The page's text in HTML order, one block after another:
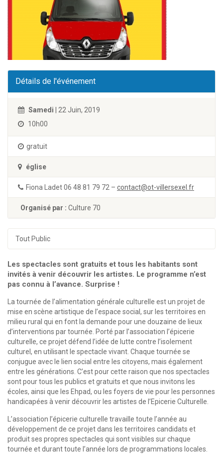
Détails de l'événement
Samedi | 22 Juin, 2019
10h00
gratuit
église
Fiona Ladet 06 48 81 79 72 – contact@ot-villersexel.fr
Organisé par : Culture 70
Tout Public
Les spectacles sont gratuits et tous les habitants sont
invités à venir découvrir les artistes. Le programme n’est
pas connu à l’avance. Surprise !
La tournée de l’alimentation générale culturelle est un projet de
mise en scène artistique de l’espace social, sur les territoires en
milieu rural qui en font la demande pour une douzaine de lieux
d’interventions par tournée. Porté par l’association l’épicerie
culturelle, ce projet défend l’idée de lutte contre l’isolement
culturel, en utilisant le spectacle vivant. Chaque tournée se
conjugue avec le lien social entre les citoyens, mais également
entre les générations. C’est pour cette raison que nos spectacles
sont pour tous les publics et gratuits et que nous invitons les
écoles, ainsi que les Ehpad, ou les foyers de vie pour les personnes
handicapées à venir découvrir les artistes de l’Epicerie Culturelle.
L’association l’épicerie culturelle travaille toute l’année au
développement de ce projet dans les territoires candidats et
produit ses propres spectacles qui sont visibles sur chaque
tournée et durant toute l’année lors de programmations locales.